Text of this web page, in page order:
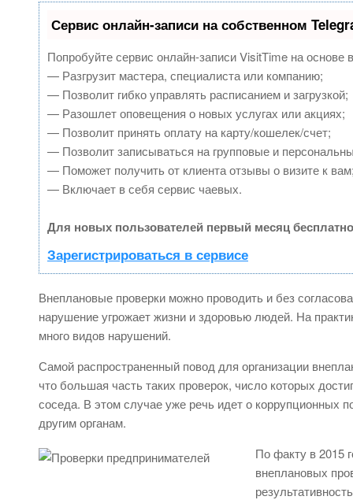
Сервис онлайн-записи на собственном
Попробуйте сервис онлайн-записи VisitTime на основе
— Разгрузит мастера, специалиста или компанию;
— Позволит гибко управлять расписанием и загрузкой;
— Разошлет оповещения о новых услугах или акциях;
— Позволит принять оплату на карту/кошелек/счет;
— Позволит записываться на групповые и
— Поможет получить от клиента отзывы о визите к
— Включает в себя сервис чаевых.
Для новых пользователей первый месяц
Зарегистрироваться в сервисе
Внеплановые проверки можно проводить и без
нарушение угрожает жизни и здоровью людей. На
много видов нарушений.
Самой распространенный повод для организации
что большая часть таких проверок, число которых
соседа. В этом случае уже речь идет о коррупционных
другим органам.
По факту в 2015
внеплановых